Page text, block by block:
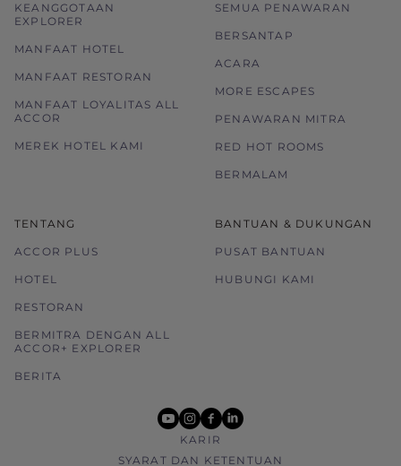
KEANGGOTAAN
EXPLORER
MANFAAT HOTEL
MANFAAT RESTORAN
MANFAAT LOYALITAS ALL
ACCOR
MEREK HOTEL KAMI
SEMUA PENAWARAN
BERSANTAP
ACARA
MORE ESCAPES
PENAWARAN MITRA
RED HOT ROOMS
BERMALAM
TENTANG
ACCOR PLUS
HOTEL
RESTORAN
BERMITRA DENGAN ALL
ACCOR+ EXPLORER
BERITA
BANTUAN & DUKUNGAN
PUSAT BANTUAN
HUBUNGI KAMI
youtube
instagram
facebook
linkedin
KARIR
SYARAT DAN KETENTUAN